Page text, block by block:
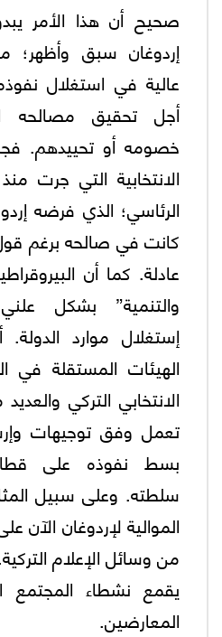
صحيح أن هذا الأمر
إردوغان سبق وأظهر؛
عالية في استغلال
أجل تحقيق مصالحه
خصومه أو تحييدهم.
الانتخابية التي جرت
كانت في صالحه برغم
عادلة. كما أن
والتنمية” بشكل
إستغلال موارد
الهيئات المستقلة في
الانتخابي التركي
تعمل وفق توجيهات
بسط نفوذه على
سلطته. وعلى سبيل
من وسائل الإعلام
يقمع نشطاء المجتمع
المعارضين.